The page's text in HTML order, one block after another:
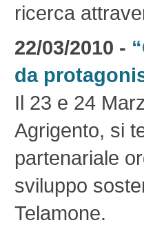
ricerca
22/03/2010 -
da
Il 23 e 24
Agrigento, si
partenariale
sviluppo
Telamone.